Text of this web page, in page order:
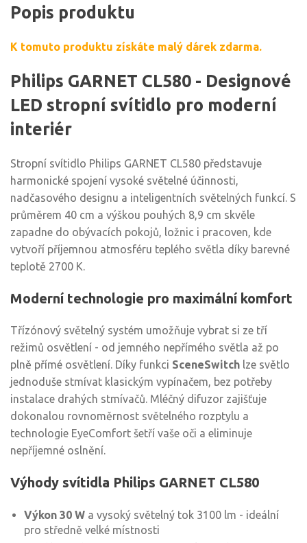
Popis produktu
K tomuto produktu získáte malý dárek zdarma.
Philips GARNET CL580 - Designové
LED stropní svítidlo pro moderní
interiér
Stropní svítidlo Philips GARNET CL580 představuje
harmonické spojení vysoké světelné účinnosti,
nadčasového designu a inteligentních světelných funkcí. S
průměrem 40 cm a výškou pouhých 8,9 cm skvěle
zapadne do obývacích pokojů, ložnic i pracoven, kde
vytvoří příjemnou atmosféru teplého světla díky barevné
teplotě 2700 K.
Moderní technologie pro maximální komfort
Třízónový světelný systém umožňuje vybrat si ze tří
režimů osvětlení - od jemného nepřímého světla až po
plně přímé osvětlení. Díky funkci SceneSwitch lze světlo
jednoduše stmívat klasickým vypínačem, bez potřeby
instalace drahých stmívačů. Mléčný difuzor zajišťuje
dokonalou rovnoměrnost světelného rozptylu a
technologie EyeComfort šetří vaše oči a eliminuje
nepříjemné oslnění.
Výhody svítidla Philips GARNET CL580
Výkon 30 W a vysoký světelný tok 3100 lm - ideální
pro středně velké místnosti